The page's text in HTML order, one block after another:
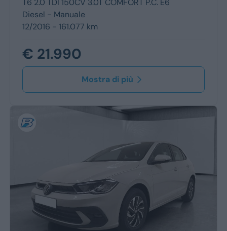
Diesel - Manuale
12/2016 - 161.077 km
€ 21.990
Mostra di più